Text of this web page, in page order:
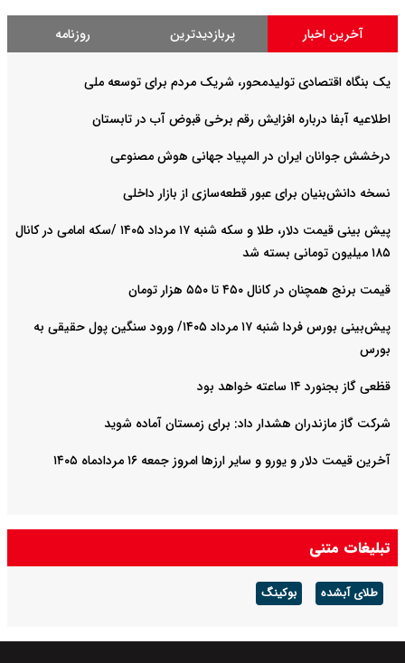
آخرین اخبار پربازدیدترین روزنامه
یک بنگاه اقتصادی تولیدمحور، شریک مردم برای توسعه ملی
اطلاعیه آبفا درباره افزایش رقم برخی قبوض آب در تابستان
درخشش جوانان ایران در المپیاد جهانی هوش مصنوعی
نسخه دانش‌بنیان برای عبور قطعه‌سازی از بازار داخلی
پیش ‌بینی قیمت دلار، طلا و سکه شنبه ۱۷ مرداد ۱۴۰۵ /سکه امامی در کانال
۱۸۵ میلیون تومانی بسته شد
قیمت برنج همچنان در کانال ۴۵۰ تا ۵۵۰ هزار تومان
پیش‌بینی بورس فردا شنبه ۱۷ مرداد ۱۴۰۵/ ورود سنگین پول حقیقی به
بورس
قظعی گاز بجنورد ۱۴ ساعته خواهد بود
شرکت گاز مازندران هشدار داد: برای زمستان آماده شوید
آخرین قیمت دلار و یورو و سایر ارزها امروز جمعه ۱۶ مردادماه ۱۴۰۵
تبلیغات متنی
طلای آبشده بوکینگ